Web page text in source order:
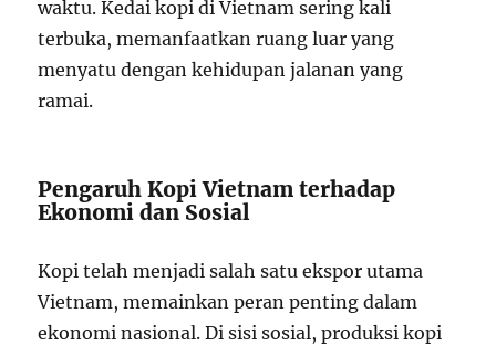
waktu. Kedai kopi di Vietnam sering kali
terbuka, memanfaatkan ruang luar yang
menyatu dengan kehidupan jalanan yang
ramai.
Pengaruh Kopi Vietnam terhadap
Ekonomi dan Sosial
Kopi telah menjadi salah satu ekspor utama
Vietnam, memainkan peran penting dalam
ekonomi nasional. Di sisi sosial, produksi kopi